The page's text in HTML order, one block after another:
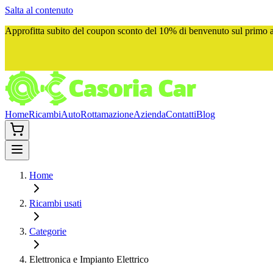
Salta al contenuto
Approfitta subito del coupon sconto del 10% di benvenuto sul primo
HomeRicambiAutoRottamazioneAziendaContattiBlog
Home
Ricambi usati
Categorie
Elettronica e Impianto Elettrico